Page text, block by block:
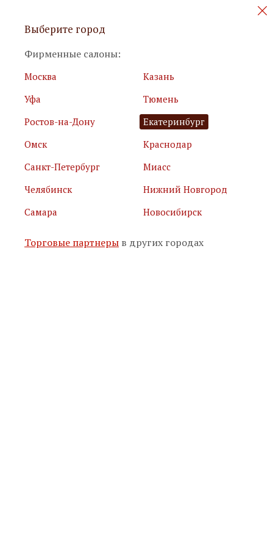
Персональные акции и новинки
Я принимаю
условия использования сайта
Я соглашаюсь сполитикой обработки персональных
Подписаться
Выберите город
Фирменные салоны:
Москва
Казань
Уфа
Тюмень
Ростов-на-Дону
Екатеринбург
Омск
Краснодар
Санкт-Петербург
Миасс
Челябинск
Нижний Новгород
Самара
Новосибирск
Торговые партнеры в других городах